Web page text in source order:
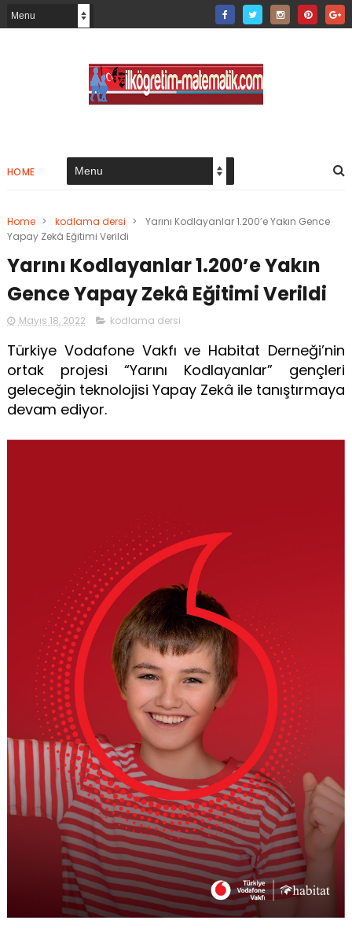
HOME
Home > kodlama dersi >
Yarını Kodlayanlar 1.200’e Yakın Gence
Yapay Zekâ Eğitimi Verildi
Yarını Kodlayanlar 1.200’e Yakın
Gence Yapay Zekâ Eğitimi Verildi
Mayıs 18, 2022 kodlama dersi
Türkiye Vodafone Vakfı ve Habitat Derneği’nin
ortak projesi “Yarını Kodlayanlar” gençleri
geleceğin teknolojisi Yapay Zekâ ile tanıştırmaya
devam ediyor.